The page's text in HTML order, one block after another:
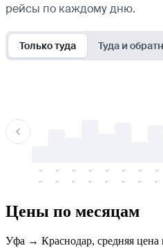
рейсы по каждому дню.
Только туда Туда и
-
-
-
-
-
-
-
-
-
-
-
-
-
-
-
-
Цены по месяцам
Уфа → Краснодар, средняя цена